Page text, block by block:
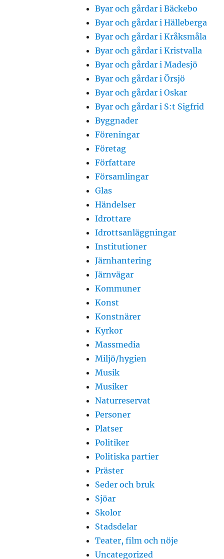
Byar och gårdar i Bäckebo
Byar och gårdar i Hälleberga
Byar och gårdar i Kråksmåla
Byar och gårdar i Kristvalla
Byar och gårdar i Madesjö
Byar och gårdar i Örsjö
Byar och gårdar i Oskar
Byar och gårdar i S:t Sigfrid
Byggnader
Föreningar
Företag
Författare
Församlingar
Glas
Händelser
Idrottare
Idrottsanläggningar
Institutioner
Järnhantering
Järnvägar
Kommuner
Konst
Konstnärer
Kyrkor
Massmedia
Miljö/hygien
Musik
Musiker
Naturreservat
Personer
Platser
Politiker
Politiska partier
Präster
Seder och bruk
Sjöar
Skolor
Stadsdelar
Teater, film och nöje
Uncategorized